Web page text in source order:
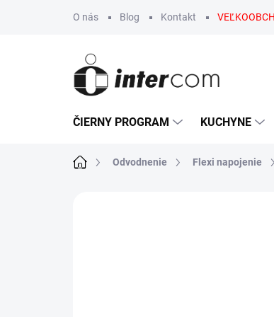
O nás Blog Kontakt
ČIERNY PROGRAM KUCHYNE
DomovOdvodnenie Flexi napojenie